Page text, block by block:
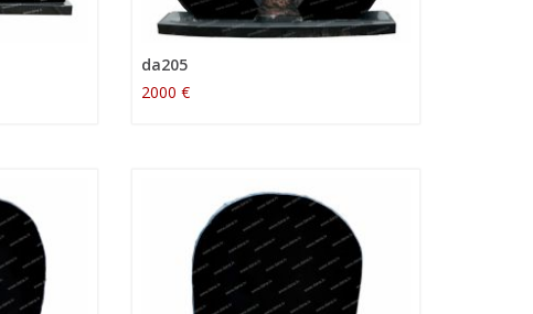
da205
2000 €